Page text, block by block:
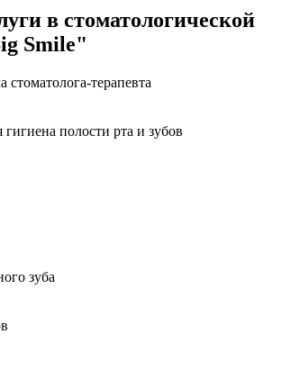
в стоматологической
Smile"
стоматолога-терапевта
полости рта и зубов
зуба